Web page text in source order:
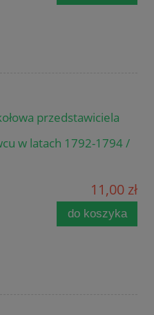
przedstawiciela
w latach 1792-1794 /
11,00 zł
do koszyka